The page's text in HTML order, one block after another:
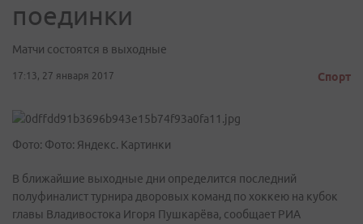
поединки
Матчи состоятся в выходные
17:13, 27 января 2017 Спорт
Фото: Фото: Яндекс. Картинки
В ближайшие выходные дни определится последний
полуфиналист турнира дворовых команд по хоккею на кубок
главы Владивостока Игоря Пушкарёва, сообщает РИА